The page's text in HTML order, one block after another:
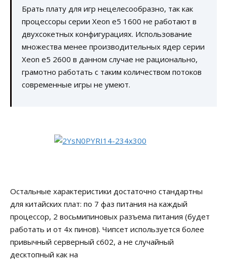
Брать плату для игр нецелесообразно, так как
процессоры серии Xeon e5 1600 не работают в
двухсокетных конфигурациях. Использование
множества менее производительных ядер серии
Xeon e5 2600 в данном случае не рационально,
грамотно работать c таким количеством потоков
современные игры не умеют.
Остальные характеристики достаточно стандартны
для китайских плат: по 7 фаз питания на каждый
процессор, 2 восьмипиновых разъема питания (будет
работать и от 4х пинов). Чипсет используется более
привычный серверный c602, а не случайный
десктопный как на